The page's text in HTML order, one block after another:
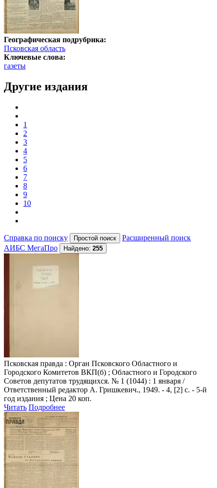
Географическая подрубрика:
Псковская область
Ключевые слова:
газеты
Другие издания
1
2
3
4
5
6
7
8
9
10
Справка по поиску
Расширенный поиск
АИБС МегаПро
Найдено: 255
Псковская правда : Орган Псковского Областного и
Городского Комитетов ВКП(б) ; Областного и Городского
Советов депутатов трудящихся. № 1 (1044) : 1 января /
Ответственный редактор А. Гришкевич., 1949. - 4, [2] с. - 5-й
год издания ; Цена 20 коп.
Читать Подробнее